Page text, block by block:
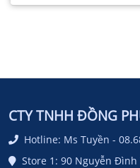
CTY TNHH ĐỒNG
Hotline: Ms Tuyền -
Store 1: 90 Nguyễn